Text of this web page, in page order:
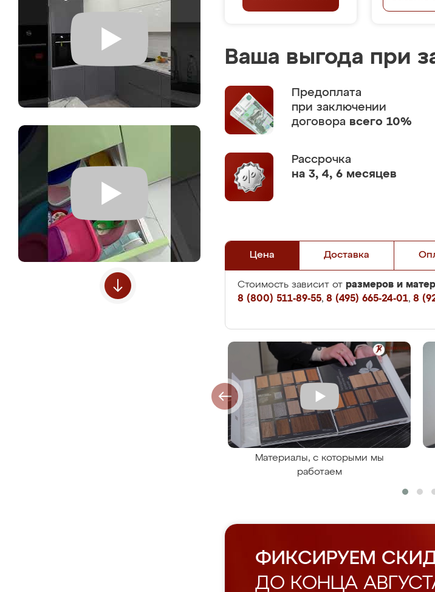
Ваша выгода при
Предоплата
при заключении
договора всего 10%
Рассрочка
на 3, 4, 6 месяцев
Цена Доставка
Стоимость зависит от размеров и
8 (800) 511-89-55, 8 (495) 665-24-01, 8
Материалы, с которыми мы
работаем
ФИКСИРУЕМ
ДО КОНЦА